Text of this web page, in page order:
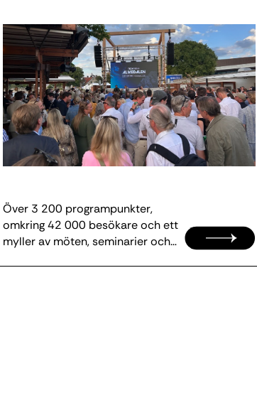
Över 3 200 programpunkter,
omkring 42 000 besökare och ett
myller av möten, seminarier och